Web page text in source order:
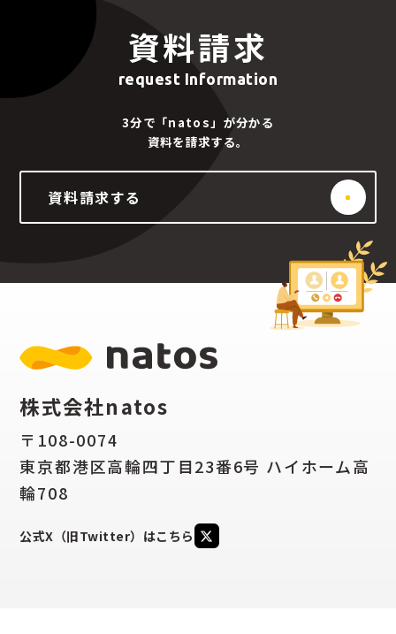
資料請求
request Information
3分で「natos」が分かる
資料を請求する。
資料請求する
株式会社natos
〒108-0074
東京都港区高輪四丁目23番6号 ハイホーム高
輪708
公式X（旧Twitter）はこちら